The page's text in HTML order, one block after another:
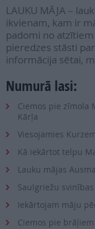
LAUKU MĀJA –
ikvienam, kam ir
padomi no
pieredzes stāsti
informācija sētai,
Numurā lasi:
Ciemos pie zīmola
Kārļa
Viesojamies
Kā iekārtot telpu
Lauku mājas
Saulgriežu
Iekārtojam māju
Ciemos pie